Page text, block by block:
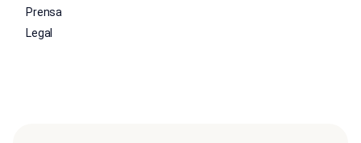
Prensa
Legal